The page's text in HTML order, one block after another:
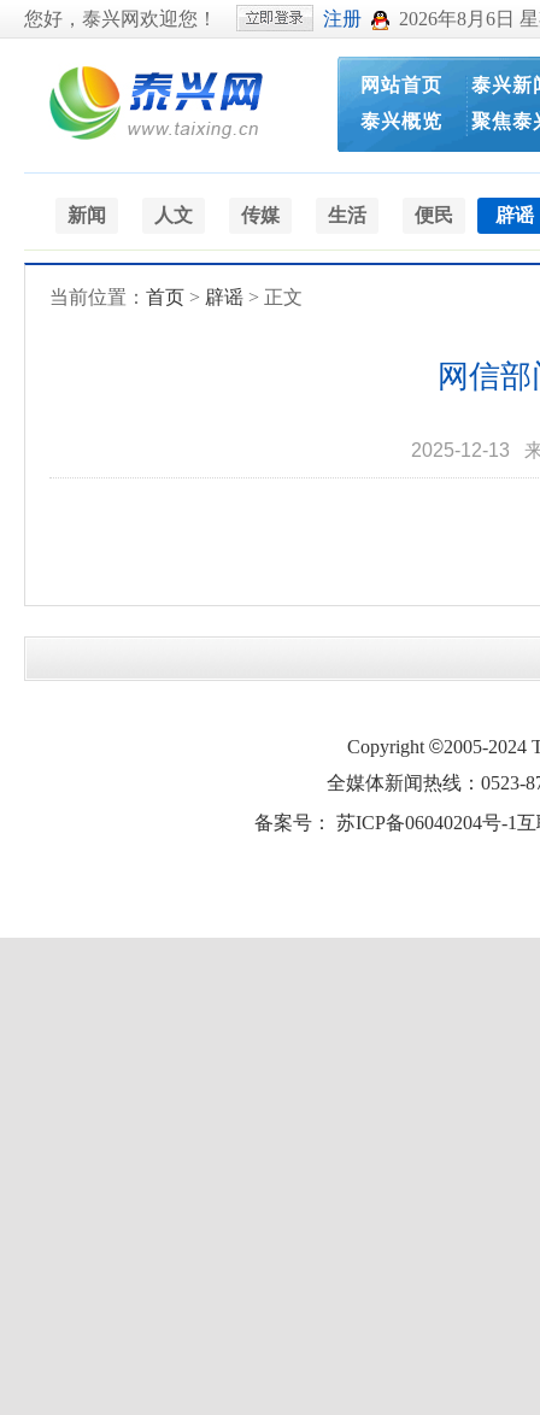
您好，泰兴网欢迎您！ 注册 2026年8月6日
网站首页
泰兴概览
泰兴新
聚焦泰
新闻 人文 传媒 生活 便民 辟谣
当前位置： 首页 > 辟谣 > 正文
网信
2025-12-13
Copyright ©2005-2024
全媒体新闻热线：0523-
备案号： 苏ICP备06040204号-1互